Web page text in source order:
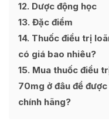
12 Dược động học
13 Đặc điểm
14 Thuốc điều trị
có giá bao nhiêu?
15 Mua thuốc điều
70mg ở đâu để
chính hãng?